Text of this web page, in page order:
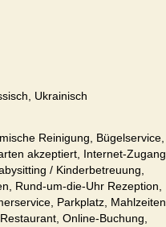
Ukrainisch
Reinigung, Bügelservice,
akzeptiert, Internet-Zugang,
/ Kinderbetreuung,
Rund-um-die-Uhr Rezeption,
Parkplatz, Mahlzeiten
Online-Buchung,